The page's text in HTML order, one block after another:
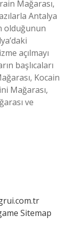
Mağarası,
Antalya
olduğunun
açılmayı
başlıcaları
Kocain
Mağarası,
ve
Sitemap